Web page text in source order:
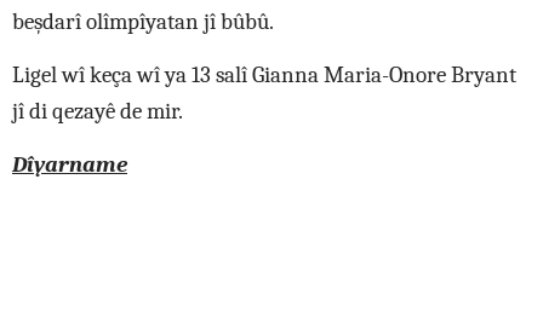
beşdarî olîmpîyatan jî bûbû.
Ligel wî keça wî ya 13 salî Gianna Maria-Onore Bryant
jî di qezayê de mir.
Dîyarname